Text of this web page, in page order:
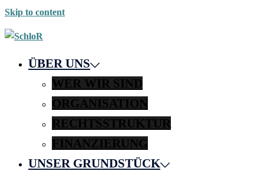
Skip to content
ÜBER UNS
WER WIR SIND
ORGANISATION
RECHTSSTRUKTUR
FINANZIERUNG
UNSER GRUNDSTÜCK